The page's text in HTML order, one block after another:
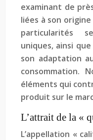
examinant de
liées à son
particularités
uniques, ainsi
son adaptation
consommation.
éléments qui
produit sur le
L’attrait de la «
L’appellation «